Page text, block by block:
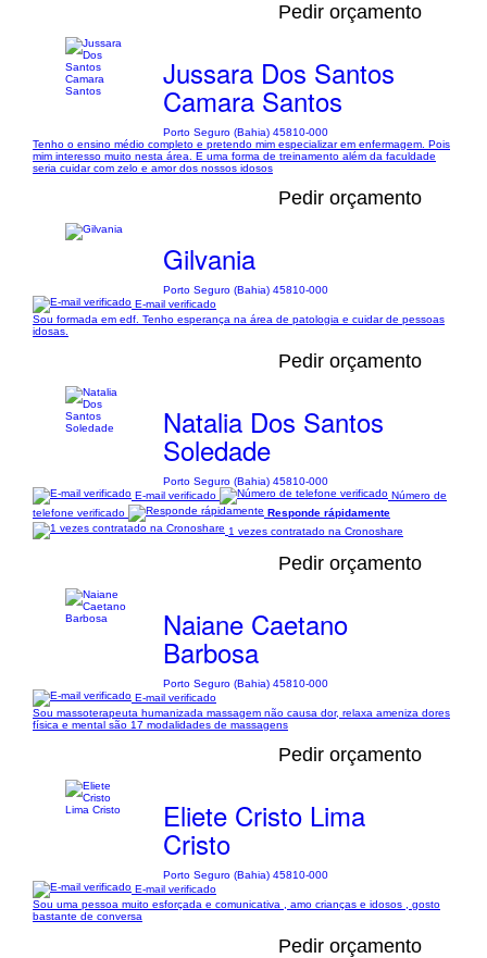
Pedir orçamento
Jussara Dos Santos
Camara Santos
Porto Seguro (Bahia) 45810-000
Tenho o ensino médio completo e pretendo mim especializar em enfermagem. Pois
mim interesso muito nesta área. E uma forma de treinamento além da faculdade
seria cuidar com zelo e amor dos nossos idosos
Pedir orçamento
Gilvania
Porto Seguro (Bahia) 45810-000
E-mail verificado
Sou formada em edf. Tenho esperança na área de patologia e cuidar de pessoas
idosas.
Pedir orçamento
Natalia Dos Santos
Soledade
Porto Seguro (Bahia) 45810-000
E-mail verificado
Número de
telefone verificado
Responde rápidamente
1 vezes contratado na Cronoshare
Pedir orçamento
Naiane Caetano
Barbosa
Porto Seguro (Bahia) 45810-000
E-mail verificado
Sou massoterapeuta humanizada massagem não causa dor, relaxa ameniza dores
física e mental são 17 modalidades de massagens
Pedir orçamento
Eliete Cristo Lima
Cristo
Porto Seguro (Bahia) 45810-000
E-mail verificado
Sou uma pessoa muito esforçada e comunicativa , amo crianças e idosos , gosto
bastante de conversa
Pedir orçamento